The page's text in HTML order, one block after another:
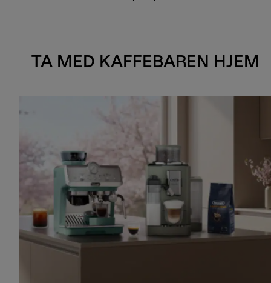
TA MED KAFFEBAREN HJEM